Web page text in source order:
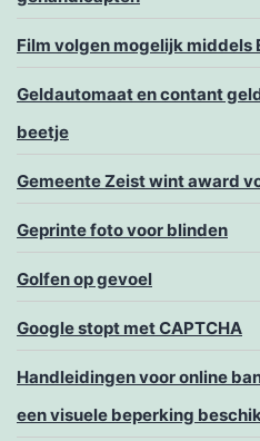
Film volgen mogelijk middels
Geldautomaat en contant
beetje
Gemeente Zeist wint award
Geprinte foto voor blinden
Golfen op gevoel
Google stopt met CAPTCHA
Handleidingen voor online
een visuele beperking